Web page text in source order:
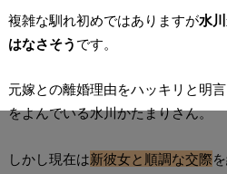
複雑な馴れ初めではありますが水
はなさそう です。
元嫁との離婚理由をハッキリと明
をよんでいる水川かたまりさん。
しかし現在は新彼女と順調な交際